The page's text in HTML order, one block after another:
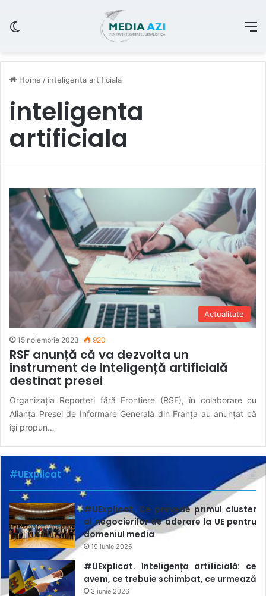
Home / inteligenta artificiala
inteligenta
artificiala
Actualitate
15 noiembrie 2023 920
RSF anunță că va dezvolta un
instrument de inteligență artificială
destinat presei
Organizația Reporteri fără Frontiere (RSF), în colaborare cu
Alianța Presei de Informare Generală din Franța au anunțat că
își propun…
#UExplicat
#UExplicat. Ce prevede primul cluster
al negocierilor de aderare la UE pentru
domeniul media
19 iunie 2026
#UExplicat. Inteligența artificială: ce
avem, ce trebuie schimbat, ce urmează
3 iunie 2026